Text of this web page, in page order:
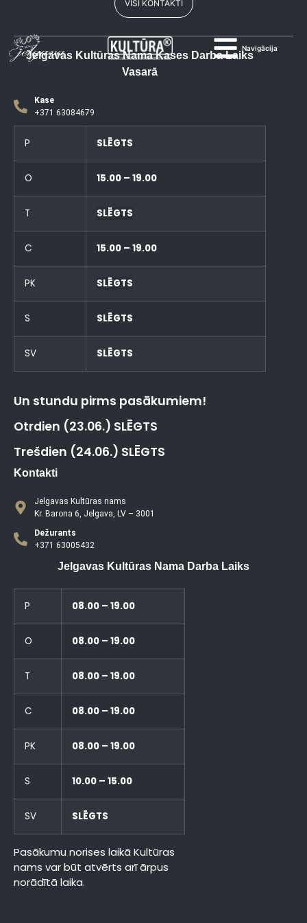
Navigācija
VISI KONTAKTI
Jelgavas Kultūras Nama Kases Darba Laiks
Vasarā
Kase
+371 63084679
P SLĒGTS
O 15.00 – 19.00
T SLĒGTS
C 15.00 – 19.00
PK SLĒGTS
S SLĒGTS
SV SLĒGTS
Un stundu pirms pasākumiem!
Otrdien (23.06.) SLĒGTS
Trešdien (24.06.) SLĒGTS
Kontakti
Jelgavas Kultūras nams
Kr. Barona 6, Jelgava, LV – 3001
Dežurants
+371 63005432
Jelgavas Kultūras Nama Darba Laiks
P 08.00 – 19.00
O 08.00 – 19.00
T 08.00 – 19.00
C 08.00 – 19.00
PK 08.00 – 19.00
S 10.00 – 15.00
SV SLĒGTS
Pasākumu norises laikā Kultūras
nams var būt atvērts arī ārpus
norādītā laika.